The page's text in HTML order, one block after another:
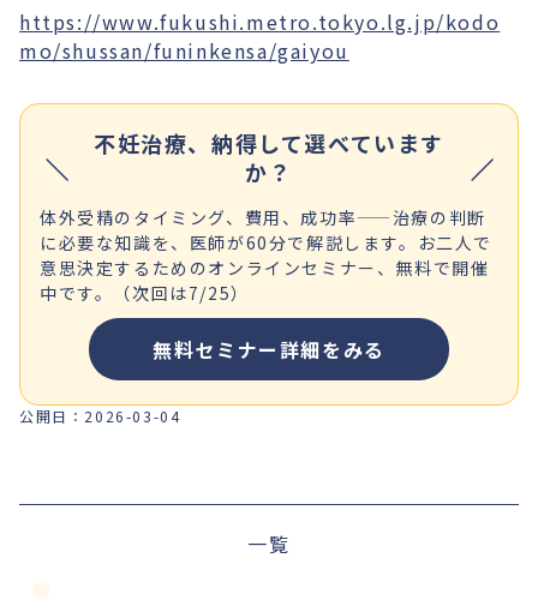
https://www.fukushi.metro.tokyo.lg.jp/kodo
mo/shussan/funinkensa/gaiyou
不妊治療、納得して選べています
か？
体外受精のタイミング、費用、成功率——治療の判断
に必要な知識を、医師が60分で解説します。お二人で
意思決定するためのオンラインセミナー、無料で開催
中です。（次回は7/25）
無料セミナー詳細をみる
公開日： 2026-03-04
一覧